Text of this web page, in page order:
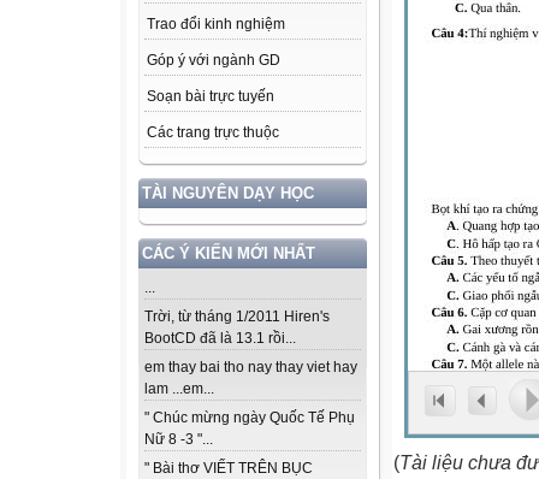
Trao đổi kinh nghiệm
Góp ý với ngành GD
Soạn bài trực tuyến
Các trang trực thuộc
TÀI NGUYÊN DẠY HỌC
CÁC Ý KIẾN MỚI NHẤT
...
Trời, từ tháng 1/2011 Hiren's
BootCD đã là 13.1 rồi...
em thay bai tho nay thay viet hay
lam ...em...
" Chúc mừng ngày Quốc Tế Phụ
Nữ 8 -3 "...
" Bài thơ VIẾT TRÊN BỤC
(Tài liệu chưa